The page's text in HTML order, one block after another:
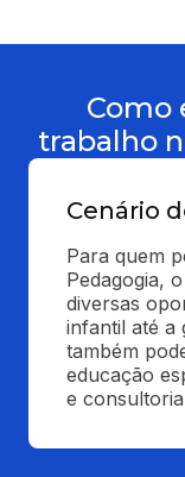
Como
trabalho
Cenário
Para quem
Pedagogia,
diversas
infantil até a
também
educação
e